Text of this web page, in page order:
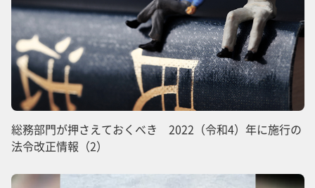
総務部門が押さえておくべき 2022（令和4）年に施行の
法令改正情報（2）